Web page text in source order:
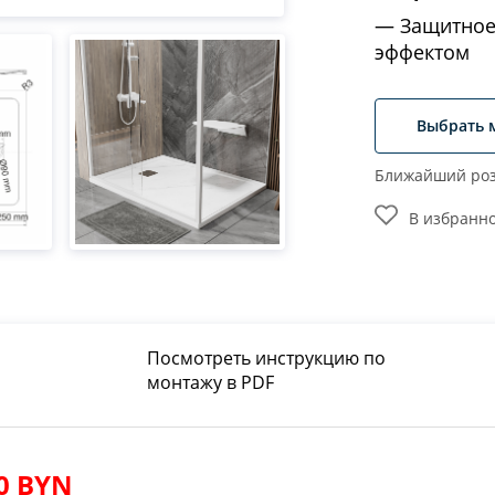
эффектом
Выбрать
Ближайший
В
Посмотреть инструкцию по
монтажу в PDF
BYN